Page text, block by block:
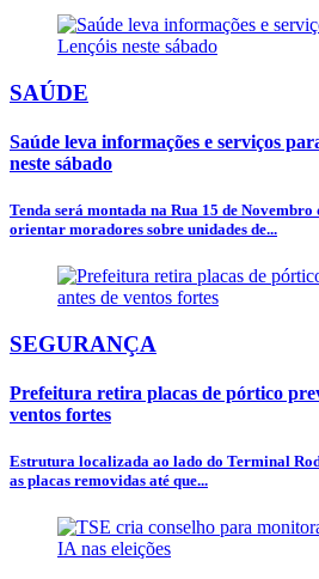
SAÚDE
Saúde leva informações e serviços
neste sábado
Tenda será montada na Rua 15 de
orientar moradores sobre unidades de...
SEGURANÇA
Prefeitura retira placas de pórtico
ventos fortes
Estrutura localizada ao lado do Terminal
as placas removidas até que...